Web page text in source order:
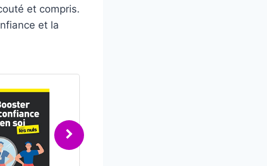
et compris.
et la